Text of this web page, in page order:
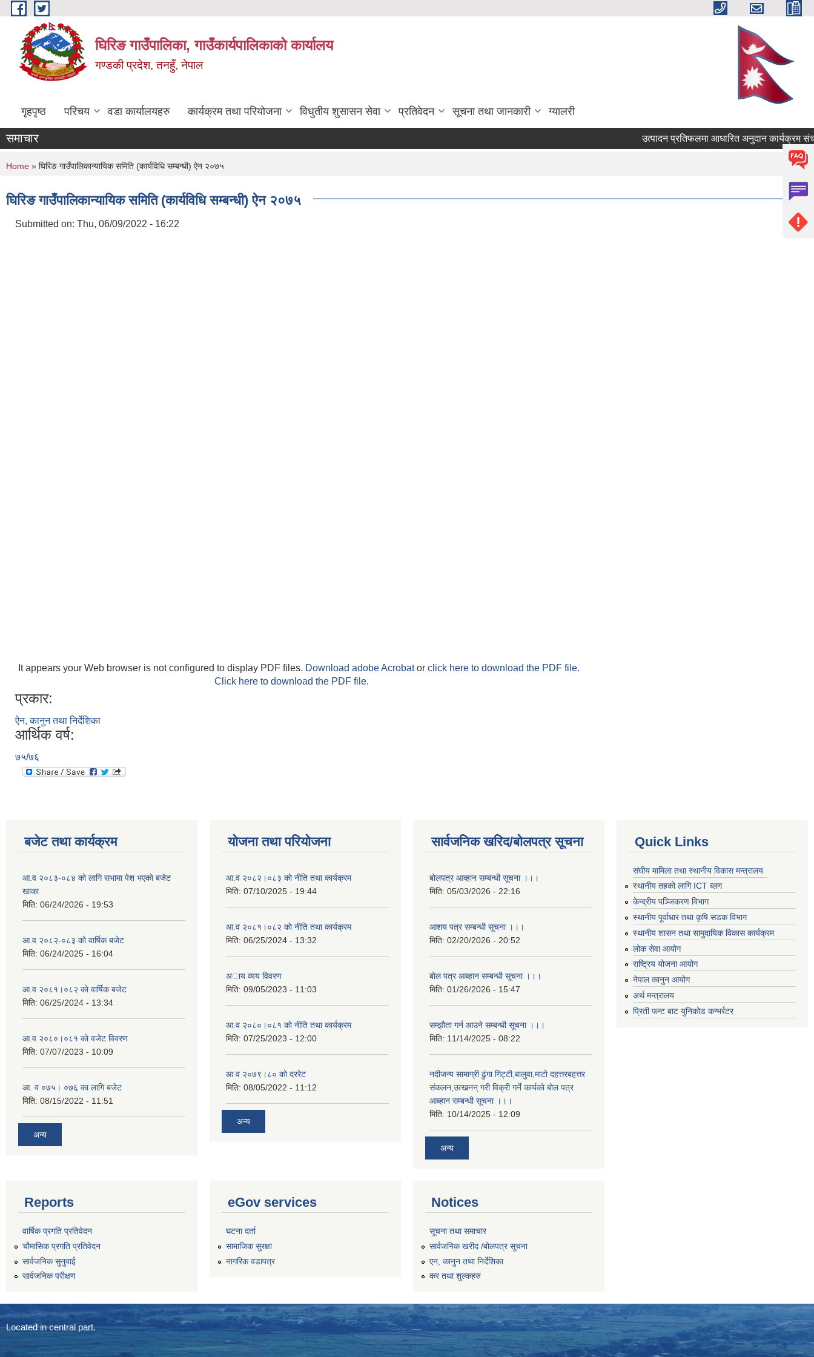
Skip to main content
घिरिङ गाउँपालिका, गाउँकार्यपालिकाको कार्यालय
गण्डकी प्रदेश, तनहुँ, नेपाल
गृहपृष्ठ परिचय वडा कार्यालयहरु कार्यक्रम तथा परियोजना विधुतीय शुसासन सेवा प्रतिवेदन सूचना तथा जानकारी ग्यालरी
समाचार उत्पादन प्रतिफलमा आधारित अनुदान कार्यक्रम
You are here
Home » घिरिङ गाउँपालिकान्यायिक समिति (कार्यविधि सम्बन्धी) ऐन २०७५
घिरिङ गाउँपालिकान्यायिक समिति (कार्यविधि सम्बन्धी) ऐन २०७५
Submitted on: Thu, 06/09/2022 - 16:22
It appears your Web browser is not configured to display PDF files. Download adobe Acrobator click here to download the PDF file.
Click here to download the PDF file.
प्रकार:
ऐन, कानुन तथा निर्देशिका
आर्थिक वर्ष:
७५/७६
बजेट तथा कार्यक्रम
आ.व २०८३-०८४ काे लागि सभामा पेश भएकाे बजेट
खाका
मिति: 06/24/2026 - 19:53
आ.व २०८२-०८३ काे वार्षिक बजेट
मिति: 06/24/2025 - 16:04
आ.व २०८१।०८२ काे वार्षिक बजेट
मिति: 06/25/2024 - 13:34
आ.व २०८०।०८१ काे वजेट विवरण
मिति: 07/07/2023 - 10:09
आ. व ०७५। ०७६ का लागि बजेट
मिति: 08/15/2022 - 11:51
अन्य
योजना तथा परियोजना
आ.व २०८२।०८३ काे नीति तथा कार्यक्रम
मिति: 07/10/2025 - 19:44
आ.व २०८१।०८२ काे नीति तथा कार्यक्रम
मिति: 06/25/2024 - 13:32
अाय व्यय विवरण
मिति: 09/05/2023 - 11:03
आ.व २०८०।०८१ काे नीति तथा कार्यक्रम
मिति: 07/25/2023 - 12:00
आ.व २०७९।८० काे दररेट
मिति: 08/05/2022 - 11:12
अन्य
सार्वजनिक खरिद/बोलपत्र सूचना
बोलपत्र आव्हान सम्बन्धी सूचना ।।।
मिति: 05/03/2026 - 22:16
आशय पत्र सम्बन्धी सूचना ।।।
मिति: 02/20/2026 - 20:52
बाेल पत्र आब्हान सम्बन्धी सूचना ।।।
मिति: 01/26/2026 - 15:47
सम्झाैता गर्न आउने सम्बन्धी सूचना ।।।
मिति: 11/14/2025 - 08:22
नदीजन्य सामाग्री ढुंगा गिट्टी,बालुवा,माटो दहत्तरबहत्तर
संकलन,उत्खनन् गरी विक्री गर्ने कार्यकाे बोल पत्र
आब्हान सम्बन्धी सूचना ।।।
मिति: 10/14/2025 - 12:09
अन्य
Quick Links
संघीय मामिला तथा स्थानीय विकास मन्त्रालय
स्थानीय तहको लागि ICT ब्लग
केन्द्रीय पञ्जिकरण विभाग
स्थानीय पूर्वाधार तथा कृषि सडक विभाग
स्थानीय शासन तथा सामुदायिक विकास कार्यक्रम
लोक सेवा आयोग
राष्ट्रिय योजना आयोग
नेपाल कानुन आयोग
अर्थ मन्त्रालय
प्रिती फन्ट बाट युनिकोड कन्भर्रटर
Reports
वार्षिक प्रगति प्रतिवेदन
चौमासिक प्रगति प्रतिवेदन
सार्वजनिक सुनुवाई
सार्वजनिक परीक्षण
eGov services
घटना दर्ता
सामाजिक सुरक्षा
नागरिक वडापत्र
Notices
सूचना तथा समाचार
सार्वजनिक खरीद /बोलपत्र सूचना
एन, कानुन तथा निर्देशिका
कर तथा शुल्कहरु
Located in central part.